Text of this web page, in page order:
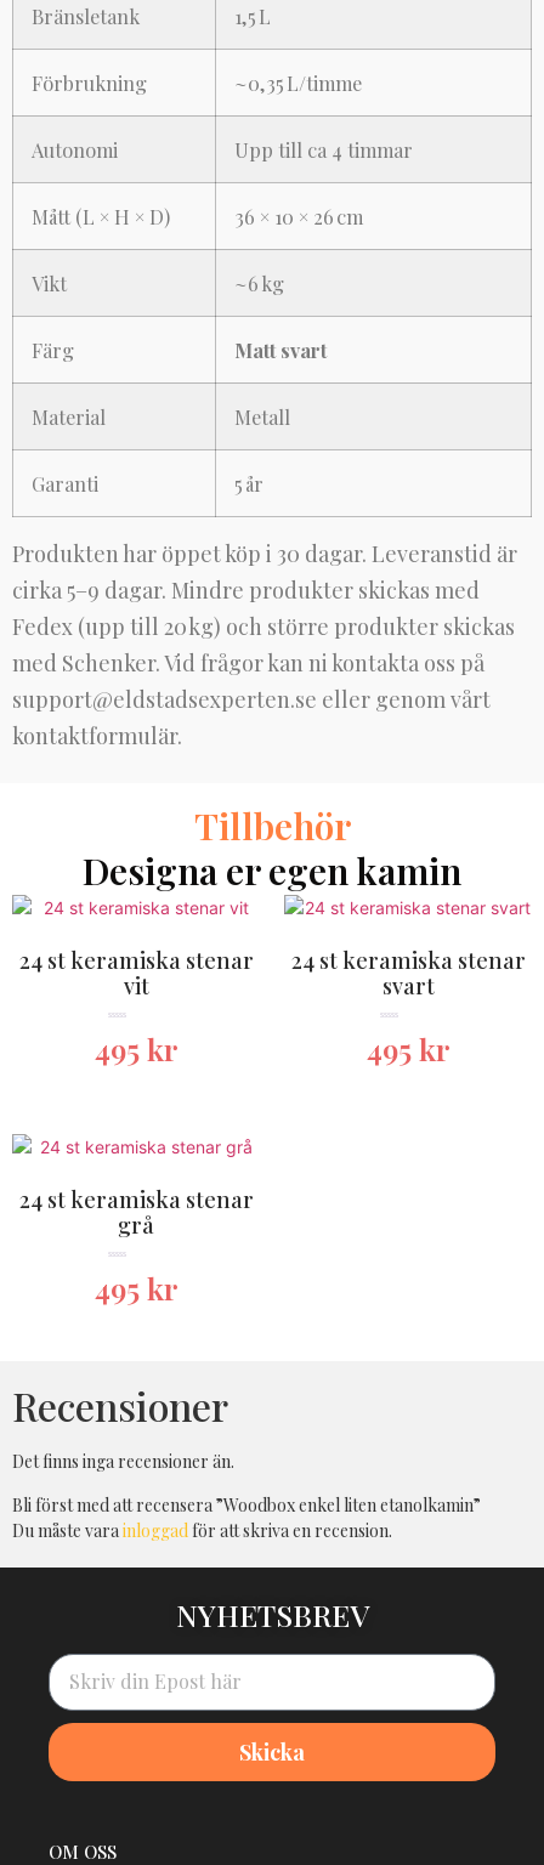
Bränsletank 1,5 L
Förbrukning ~0,35 L/timme
Autonomi Upp till ca 4 timmar
Mått (L × H × D) 36 × 10 × 26 cm
Vikt ~6 kg
Färg Matt svart
Material Metall
Garanti 5 år
Produkten har öppet köp i 30 dagar. Leveranstid är
cirka 5–9 dagar. Mindre produkter skickas med
Fedex (upp till 20 kg) och större produkter skickas
med Schenker. Vid frågor kan ni kontakta oss på
support@eldstadsexperten.se eller genom vårt
kontaktformulär.
Tillbehör
Designa er egen kamin
24 st keramiska stenar
vit
495kr
24 st keramiska stenar
svart
495kr
24 st keramiska stenar
grå
495kr
Recensioner
Det finns inga recensioner än.
Bli först med att recensera ”Woodbox enkel liten etanolkamin”
Du måste vara inloggad för att skriva en recension.
NYHETSBREV
Skicka
OM OSS